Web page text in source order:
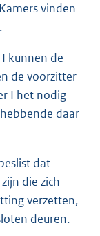
vinden
kunnen de
de voorzitter
I het nodig
daar
dat
die zich
verzetten,
deuren.